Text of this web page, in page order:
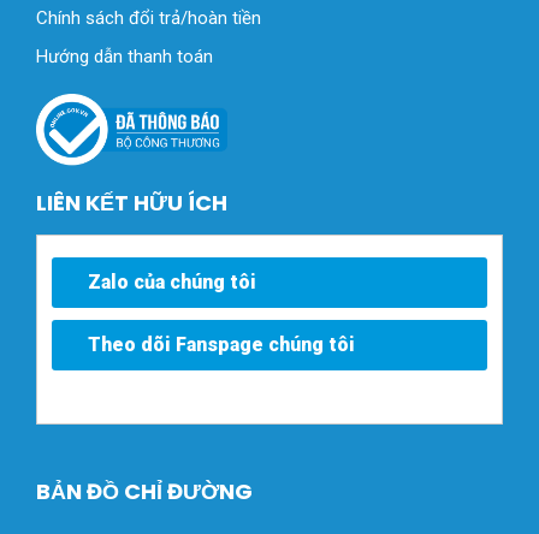
Chính sách đổi trả/hoàn tiền
Hướng dẫn thanh toán
LIÊN KẾT HỮU ÍCH
Zalo của chúng tôi
Theo dõi Fanspage chúng tôi
BẢN ĐỒ CHỈ ĐƯỜNG